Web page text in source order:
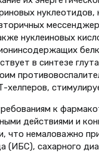
нуклеиновых
в синтезе
хелперов,
к
действиями и
что немаловажно
(ИБС), сахарного